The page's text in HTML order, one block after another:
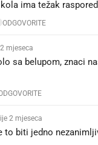
ima težak
ODGOVORITE
mjeseca
sa belupom, znaci
2 mjeseca
to biti jedno